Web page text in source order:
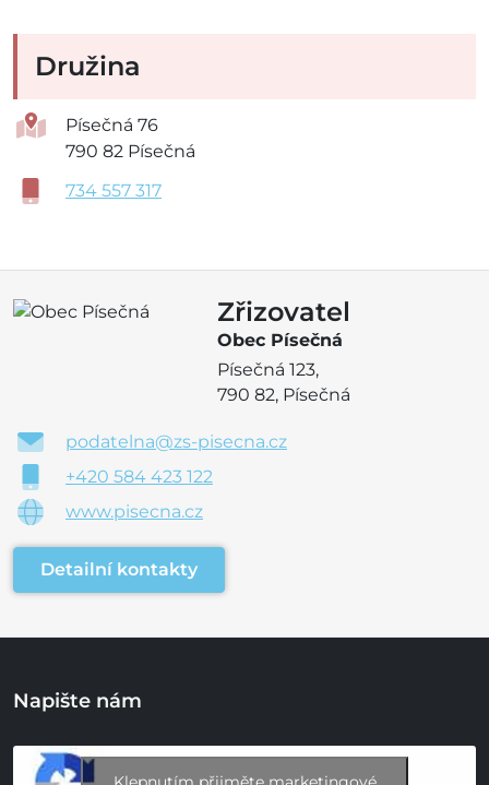
Družina
Písečná 76
790 82 Písečná
734 557 317
Zřizovatel
Obec Písečná
Písečná 123,
790 82, Písečná
podatelna@zs-pisecna.cz
+420 584 423 122
www.pisecna.cz
Detailní kontakty
Napište nám